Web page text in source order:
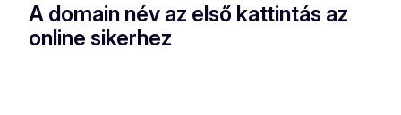
A domain név az első kattintás az
online sikerhez